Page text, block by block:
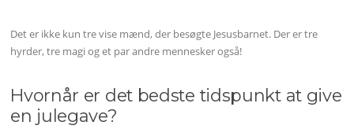
Det er ikke kun tre vise mænd, der besøgte Jesusbarnet. Der er tre
hyrder, tre magi og et par andre mennesker også!
Hvornår er det bedste tidspunkt at give
en julegave?